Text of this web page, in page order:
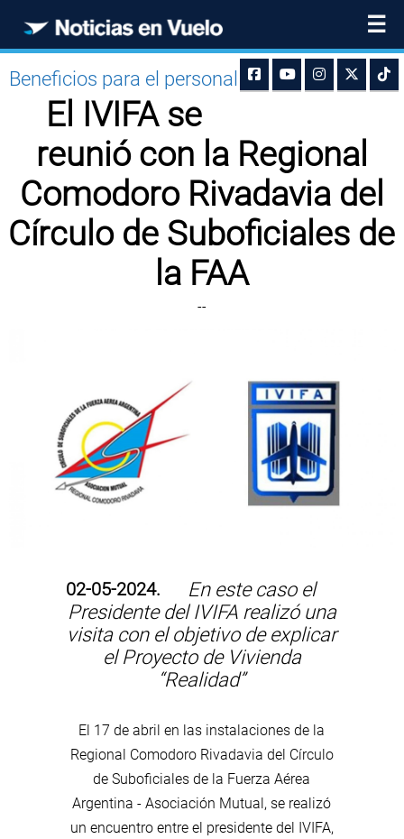
☰
Beneficios para el personal
El IVIFA se
reunió con la Regional
Comodoro Rivadavia del
Círculo de Suboficiales de
la FAA
--
02-05-2024.
En este caso el
Presidente del IVIFA realizó una
visita con el objetivo de explicar
el Proyecto de Vivienda
“Realidad”
El 17 de abril en las instalaciones de la
Regional Comodoro Rivadavia del Círculo
de Suboficiales de la Fuerza Aérea
Argentina - Asociación Mutual, se realizó
un encuentro entre el presidente del IVIFA,